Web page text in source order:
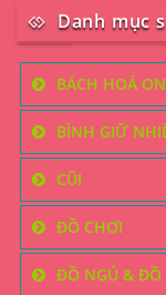
Danh mục
BÁCH HOÁ
BÌNH GIỮ
CŨI
ĐỒ CHƠI
ĐỒ NGỦ & ĐỒ